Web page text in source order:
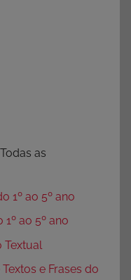
as
1º ao 5º ano
ao 5º ano
Textual
e Frases do